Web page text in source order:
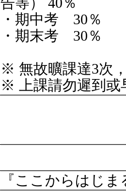
・期中考 30％
・期末考 30％
※ 無故曠課達3次
※ 上課請勿遲到
『ここからはじ